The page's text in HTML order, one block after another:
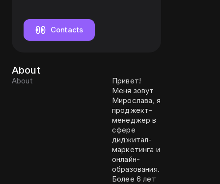
Contacts
About
About
Привет!
Меня зовут
Мирослава, я
проджект-
менеджер в
сфере
диджитал-
маркетинга и
онлайн-
образования.
Более 6 лет